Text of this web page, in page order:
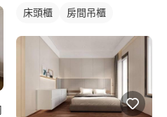
床頭櫃 房間吊櫃